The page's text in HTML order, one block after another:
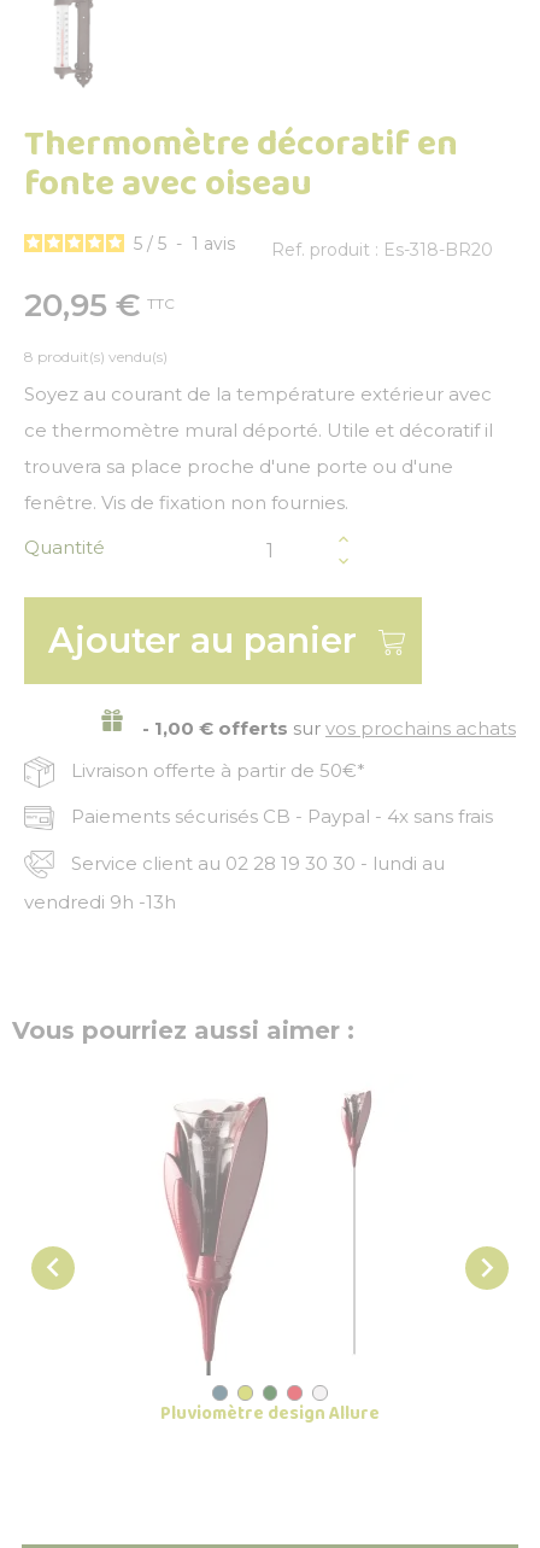
Thermomètre décoratif en
fonte avec oiseau
5 / 5 - 1 avis Ref. produit : Es-318-BR20
20,95 € TTC
8 produit(s) vendu(s)
Soyez au courant de la température extérieur avec
ce thermomètre mural déporté. Utile et décoratif il
trouvera sa place proche d'une porte ou d'une
fenêtre. Vis de fixation non fournies.
Quantité
Ajouter au panier
- 1,00 € offerts sur vos prochains achats
Livraison offerte à partir de 50€*
Paiements sécurisés CB - Paypal - 4x sans frais
Service client au 02 28 19 30 30 - lundi au
vendredi 9h -13h
Vous pourriez aussi aimer :

Pluviomètre design Allure
